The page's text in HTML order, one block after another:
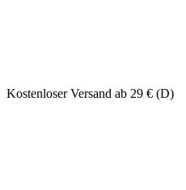
Kostenloser Versand ab 29 € (D)